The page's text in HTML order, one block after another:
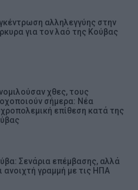
αλληλεγγύης στην
για τον λαό της Κούβας
χθες, τους
σήμερα: Νέα
επίθεση κατά της
Σενάρια επέμβασης, αλλά
ανοιχτή γραμμή με τις ΗΠΑ